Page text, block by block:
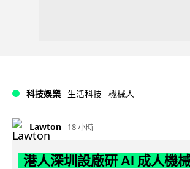
科技娛樂 生活科技 機械人
Lawton 18 小時
港人深圳設廠研 AI 成人機